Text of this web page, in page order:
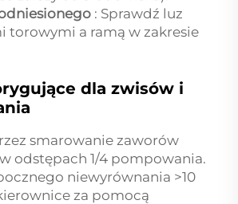
: Sprawdź luz
torowymi a ramą w zakresie
dla zwisów i
smarowanie zaworów
odstępach 1/4 pompowania.
niewyrównania >10
za pomocą